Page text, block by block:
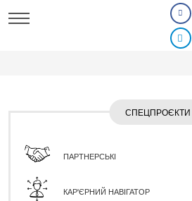
СПЕЦПРОЄКТИ
ПАРТНЕРСЬКІ
КАР'ЄРНИЙ НАВІГАТОР